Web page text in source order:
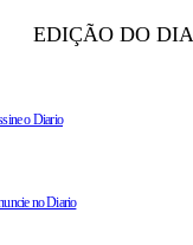
EDIÇÃO DO DIA
o Diario
no Diario